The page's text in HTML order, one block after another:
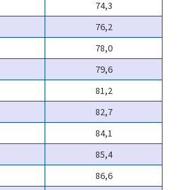
74,3
76,2
78,0
79,6
81,2
82,7
84,1
85,4
86,6